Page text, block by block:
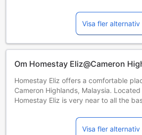
No liquor to be consumed in the
No shoes in the apartmentVisa fler alternativ
Om Homestay Eliz@Cameron
Homestay Eliz offers a comfortable
Cameron Highlands, Malaysia. Located
Homestay Eliz is very near to all the
not to mention all the attractions that
has to offer such as strawberry picking
Visa fler alternativ